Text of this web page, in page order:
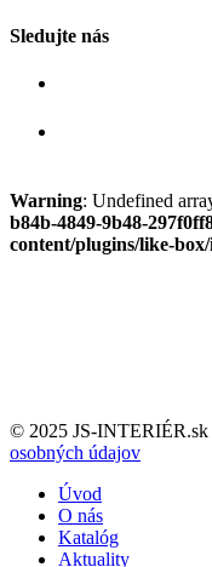
Sledujte nás
Warning: Undefined
b84b-4849-9b48-
content/plugins/like-
© 2025 JS-INTERIÉR.sk
osobných údajov
Úvod
O nás
Katalóg
Aktuality